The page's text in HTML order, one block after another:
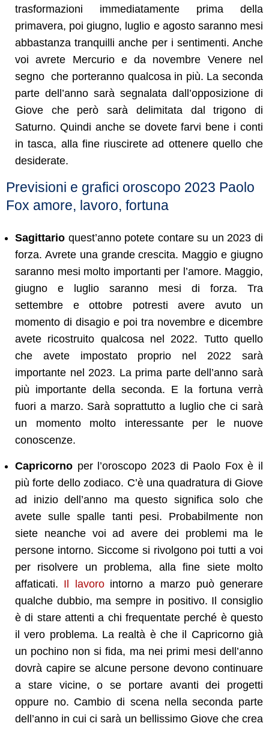
trasformazioni immediatamente prima della
primavera, poi giugno, luglio e agosto saranno mesi
abbastanza tranquilli anche per i sentimenti. Anche
voi avrete Mercurio e da novembre Venere nel
segno che porteranno qualcosa in più. La seconda
parte dell’anno sarà segnalata dall’opposizione di
Giove che però sarà delimitata dal trigono di
Saturno. Quindi anche se dovete farvi bene i conti
in tasca, alla fine riuscirete ad ottenere quello che
desiderate.
Previsioni e grafici oroscopo 2023 Paolo
Fox amore, lavoro, fortuna
Sagittario quest’anno potete contare su un 2023 di
forza. Avrete una grande crescita. Maggio e giugno
saranno mesi molto importanti per l’amore. Maggio,
giugno e luglio saranno mesi di forza. Tra
settembre e ottobre potresti avere avuto un
momento di disagio e poi tra novembre e dicembre
avete ricostruito qualcosa nel 2022. Tutto quello
che avete impostato proprio nel 2022 sarà
importante nel 2023. La prima parte dell’anno sarà
più importante della seconda. E la fortuna verrà
fuori a marzo. Sarà soprattutto a luglio che ci sarà
un momento molto interessante per le nuove
conoscenze.
Capricorno per l’oroscopo 2023 di Paolo Fox è il
più forte dello zodiaco. C’è una quadratura di Giove
ad inizio dell’anno ma questo significa solo che
avete sulle spalle tanti pesi. Probabilmente non
siete neanche voi ad avere dei problemi ma le
persone intorno. Siccome si rivolgono poi tutti a voi
per risolvere un problema, alla fine siete molto
affaticati. Il lavorointorno a marzo può generare
qualche dubbio, ma sempre in positivo. Il consiglio
è di stare attenti a chi frequentate perché è questo
il vero problema. La realtà è che il Capricorno già
un pochino non si fida, ma nei primi mesi dell’anno
dovrà capire se alcune persone devono continuare
a stare vicine, o se portare avanti dei progetti
oppure no. Cambio di scena nella seconda parte
dell’anno in cui ci sarà un bellissimo Giove che crea